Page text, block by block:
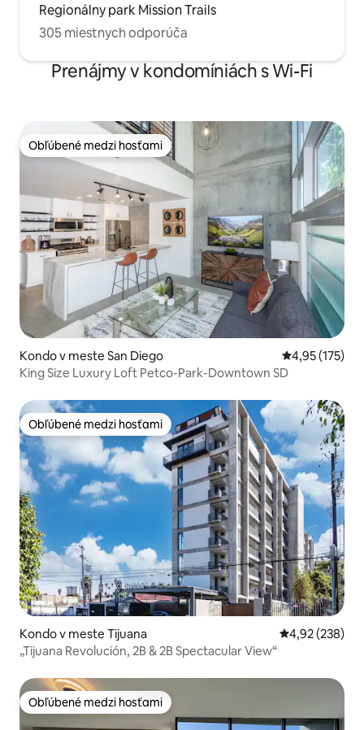
Regionálny park Mission Trails
305 miestnych odporúča
Prenájmy v kondomíniách s Wi-Fi
Obľúbené medzi hosťami
Obľúbené medzi hosťami
Kondo v meste San Diego Priemerné
4,95 (175)
King Size Luxury Loft Petco-Park-Downtown SD
Obľúbené medzi hosťami
Obľúbené medzi hosťami
Kondo v meste Tijuana Priemerné
4,92 (238)
„Tijuana Revolución, 2B & 2B Spectacular View“
Obľúbené medzi hosťami
Obľúbené medzi hosťami